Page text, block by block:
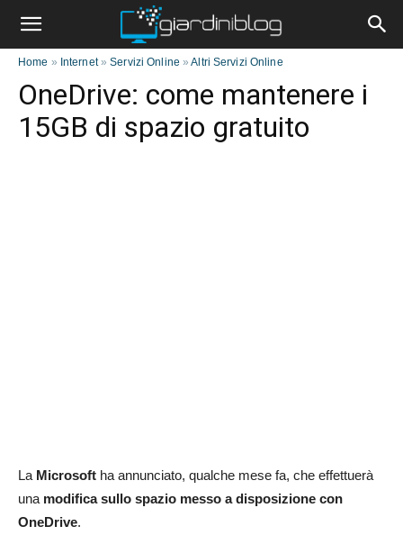
Home » Internet»Servizi Online »Altri Servizi Online
OneDrive: come mantenere i
15GB di spazio gratuito
La Microsoft ha annunciato, qualche mese fa, che effettuerà
una modifica sullo spazio messo a disposizione con
OneDrive.